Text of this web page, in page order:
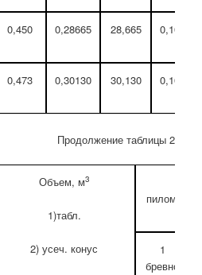
0,450 0,28665 28,665 0,10035
0,473 0,30130 30,130 0,10548
Продолжение таблицы 2
Объем, м3
1)табл.
2) усеч. конус
1
бревно